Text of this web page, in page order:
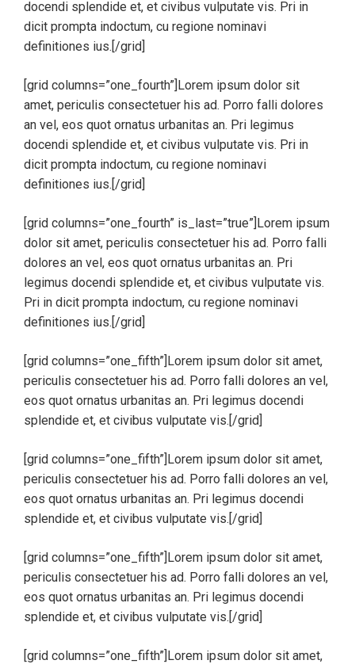
docendi splendide et, et civibus vulputate vis. Pri in
dicit prompta indoctum, cu regione nominavi
definitiones ius.[/grid]
[grid columns=”one_fourth”]Lorem ipsum dolor sit
amet, periculis consectetuer his ad. Porro falli dolores
an vel, eos quot ornatus urbanitas an. Pri legimus
docendi splendide et, et civibus vulputate vis. Pri in
dicit prompta indoctum, cu regione nominavi
definitiones ius.[/grid]
[grid columns=”one_fourth” is_last=”true”]Lorem ipsum
dolor sit amet, periculis consectetuer his ad. Porro falli
dolores an vel, eos quot ornatus urbanitas an. Pri
legimus docendi splendide et, et civibus vulputate vis.
Pri in dicit prompta indoctum, cu regione nominavi
definitiones ius.[/grid]
[grid columns=”one_fifth”]Lorem ipsum dolor sit amet,
periculis consectetuer his ad. Porro falli dolores an vel,
eos quot ornatus urbanitas an. Pri legimus docendi
splendide et, et civibus vulputate vis.[/grid]
[grid columns=”one_fifth”]Lorem ipsum dolor sit amet,
periculis consectetuer his ad. Porro falli dolores an vel,
eos quot ornatus urbanitas an. Pri legimus docendi
splendide et, et civibus vulputate vis.[/grid]
[grid columns=”one_fifth”]Lorem ipsum dolor sit amet,
periculis consectetuer his ad. Porro falli dolores an vel,
eos quot ornatus urbanitas an. Pri legimus docendi
splendide et, et civibus vulputate vis.[/grid]
[grid columns=”one_fifth”]Lorem ipsum dolor sit amet,